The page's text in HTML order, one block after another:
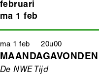
februari
ma 1 feb
ma 1 feb 20u00
MAANDAGAVONDEN
De NWE Tijd